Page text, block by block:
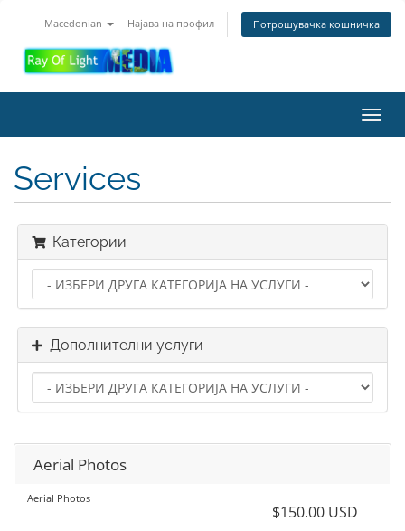
Macedonian Најава на профил Потрошувачка кошничка
Services
Категории
Дополнителни услуги
Aerial Photos
Aerial Photos
$150.00 USD